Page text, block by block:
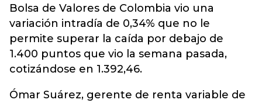
Bolsa de Valores de Colombia vio una
variación intradía de 0,34% que no le
permite superar la caída por debajo de
1.400 puntos que vio la semana pasada,
cotizándose en 1.392,46.
Ómar Suárez, gerente de renta variable de